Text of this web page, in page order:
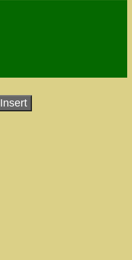
Insert